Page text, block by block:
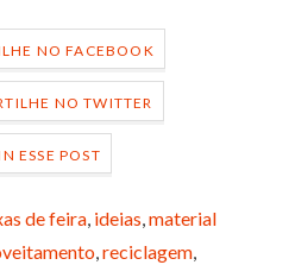
NO FACEBOOK
NO TWITTER
ESSE POST
de feira, ideias,material
,reciclagem,